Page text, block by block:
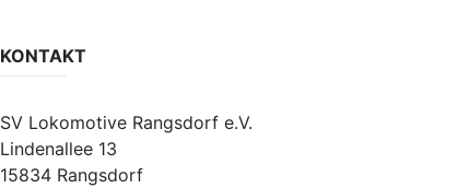
KONTAKT
SV Lokomotive Rangsdorf e.V.
Lindenallee 13
15834 Rangsdorf